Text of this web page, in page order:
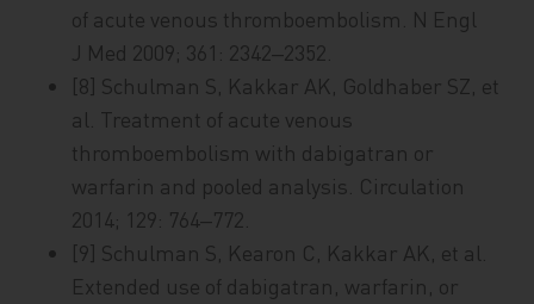
of acute venous thromboembolism. N Engl
J Med 2009; 361: 2342‒2352.
[8] Schulman S, Kakkar AK, Goldhaber SZ, et
al. Treatment of acute venous
thromboembolism with dabigatran or
warfarin and pooled analysis. Circulation
2014; 129: 764‒772.
[9] Schulman S, Kearon C, Kakkar AK, et al.
Extended use of dabigatran, warfarin, or